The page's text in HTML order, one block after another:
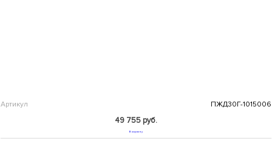
Артикул ПЖД30Г-1015006
49 755 руб.
В корзину